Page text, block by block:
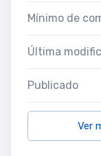
Mínimo de
Última
Publicado
Ver